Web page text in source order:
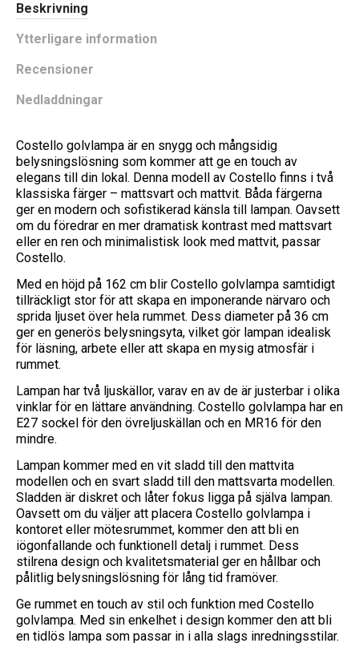
Beskrivning
Ytterligare information
Recensioner
Nedladdningar
Costello golvlampa är en snygg och mångsidig
belysningslösning som kommer att ge en touch av
elegans till din lokal. Denna modell av Costello finns i två
klassiska färger – mattsvart och mattvit. Båda färgerna
ger en modern och sofistikerad känsla till lampan. Oavsett
om du föredrar en mer dramatisk kontrast med mattsvart
eller en ren och minimalistisk look med mattvit, passar
Costello.
Med en höjd på 162 cm blir Costello golvlampa samtidigt
tillräckligt stor för att skapa en imponerande närvaro och
sprida ljuset över hela rummet. Dess diameter på 36 cm
ger en generös belysningsyta, vilket gör lampan idealisk
för läsning, arbete eller att skapa en mysig atmosfär i
rummet.
Lampan har två ljuskällor, varav en av de är justerbar i olika
vinklar för en lättare användning. Costello golvlampa har en
E27 sockel för den övreljuskällan och en MR16 för den
mindre.
Lampan kommer med en vit sladd till den mattvita
modellen och en svart sladd till den mattsvarta modellen.
Sladden är diskret och låter fokus ligga på själva lampan.
Oavsett om du väljer att placera Costello golvlampa i
kontoret eller mötesrummet, kommer den att bli en
iögonfallande och funktionell detalj i rummet. Dess
stilrena design och kvalitetsmaterial ger en hållbar och
pålitlig belysningslösning för lång tid framöver.
Ge rummet en touch av stil och funktion med Costello
golvlampa. Med sin enkelhet i design kommer den att bli
en tidlös lampa som passar in i alla slags inredningsstilar.